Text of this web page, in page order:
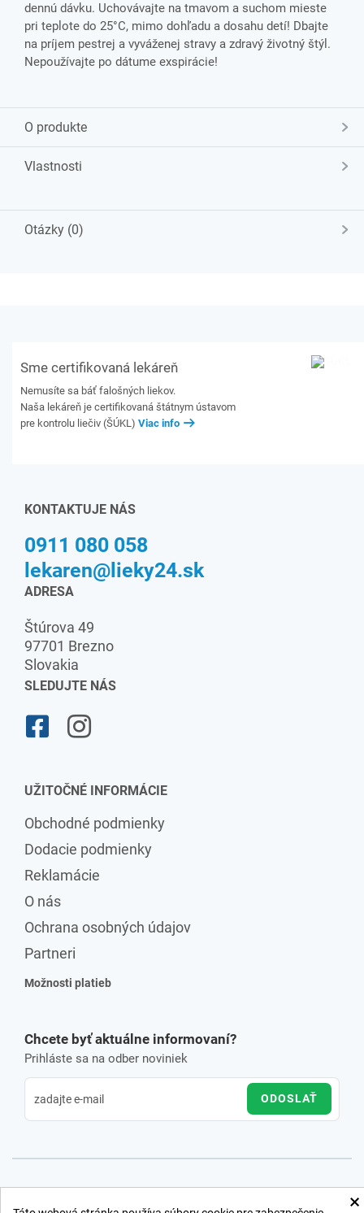
dennú dávku. Uchovávajte na tmavom a suchom mieste
pri teplote do 25°C, mimo dohľadu a dosahu detí! Dbajte
na príjem pestrej a vyváženej stravy a zdravý životný štýl.
Nepoužívajte po dátume exspirácie!
O produkte
Vlastnosti
Otázky (0)
Sme certifikovaná lekáreň
Nemusíte sa báť falošných liekov.
Naša lekáreň je certifikovaná štátnym ústavom
pre kontrolu liečiv (ŠÚKL) Viac info
KONTAKTUJE NÁS
0911 080 058
lekaren@lieky24.sk
ADRESA
Štúrova 49
97701 Brezno
Slovakia
SLEDUJTE NÁS
UŽITOČNÉ INFORMÁCIE
Obchodné podmienky
Dodacie podmienky
Reklamácie
O nás
Ochrana osobných údajov
Partneri
Možnosti platieb
Chcete byť aktuálne informovaní?
Prihláste sa na odber noviniek
ODOSLAŤ
×